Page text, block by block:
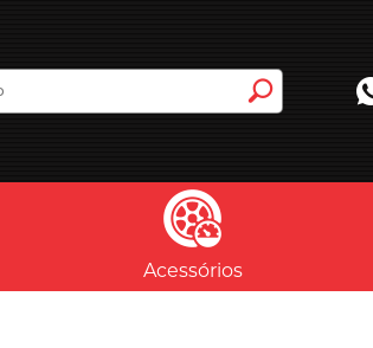
Acessórios